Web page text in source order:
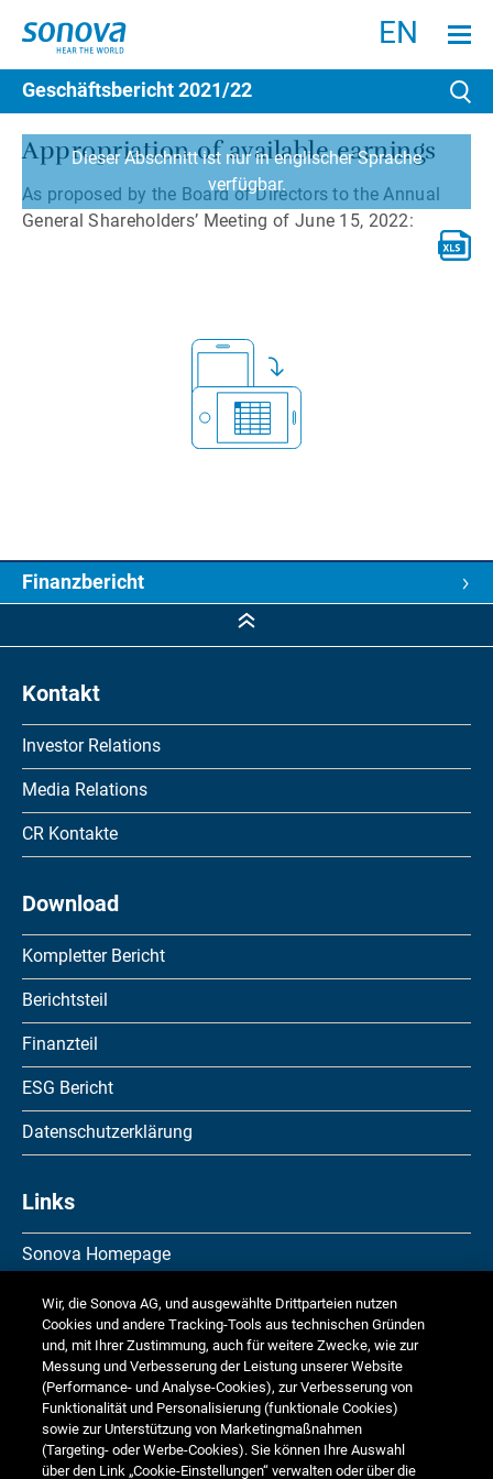
Geschäftsbericht2021/22
EN
Finanzbericht
Jahresrechnung der Sonova Holding AG
Informationen für Investoren
Dieser Abschnitt ist nur in englischer Sprache
verfügbar.
Appropriation of available earnings
As proposed by the Board of Directors to the Annual
General Shareholders’ Meeting of June 15, 2022:
Kontakt
Investor Relations
Media Relations
CR Kontakte
Download
Kompletter Bericht
Berichtsteil
Finanzteil
ESG Bericht
Datenschutzerklärung
Links
Sonova Homepage
Investor Relations
Media Relations
Corporate Responsibility
Jobs & Karriere
Weitere Finanzberichte
Wir, die Sonova AG, und ausgewählte Drittparteien nutzen
Cookies und andere Tracking-Tools aus technischen Gründen
und, mit Ihrer Zustimmung, auch für weitere Zwecke, wie zur
Messung und Verbesserung der Leistung unserer Website
(Performance- und Analyse-Cookies), zur Verbesserung von
Funktionalität und Personalisierung (funktionale Cookies)
sowie zur Unterstützung von Marketingmaßnahmen
(Targeting- oder Werbe-Cookies). Sie können Ihre Auswahl
über den Link „Cookie-Einstellungen“ verwalten oder über die